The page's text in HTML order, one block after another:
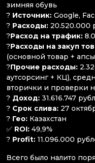
зимняя обувь
? Источник: Google,
? Расходы: 20.520.000
?Расход на трафик:
?Расходы на закуп
(основной товар +
?Прочие расходы:
аутсорсинг + КЦ),
вторички и проверки
? Доход: 31.616.747
? Срок слива: 27
? Гео: Казахстан
✅ ROI: 49,9%
? Profit: 11.096.000
Всего было налито